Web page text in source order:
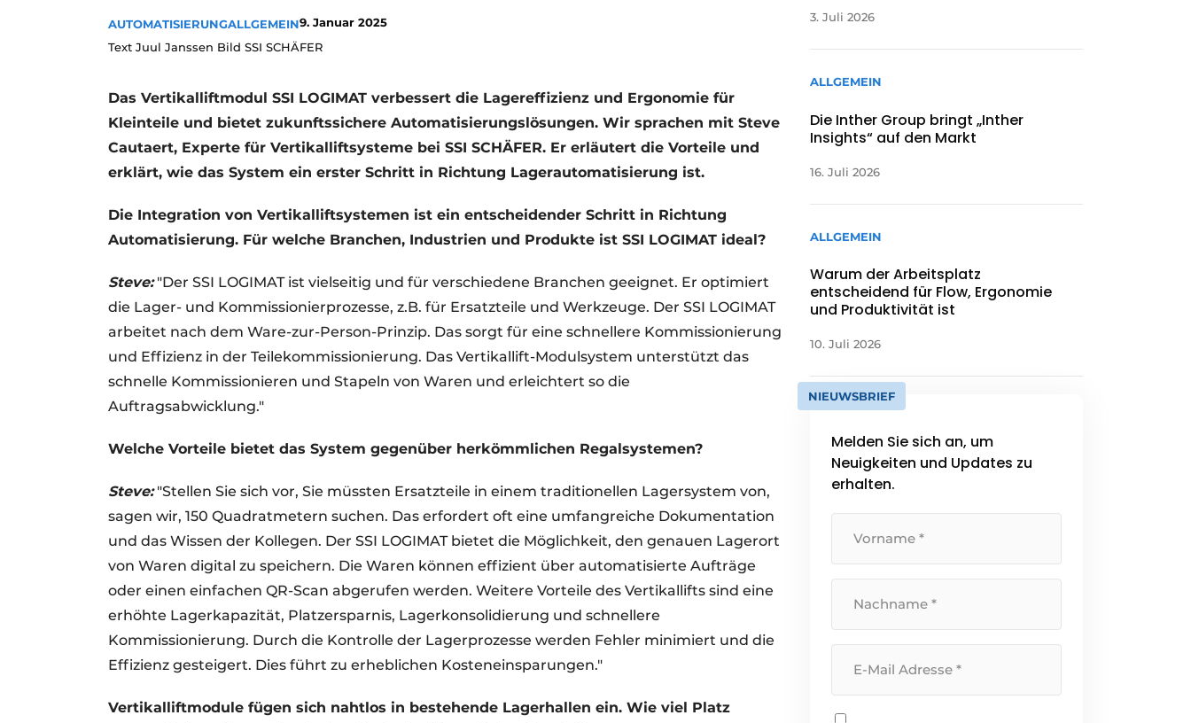
AUTOMATISIERUNGALLGEMEIN9. Januar 2025
Text Juul Janssen Bild SSI SCHÄFER
Das Vertikalliftmodul SSI LOGIMAT verbessert die Lagereffizienz und Ergonomie für
Kleinteile und bietet zukunftssichere Automatisierungslösungen. Wir sprachen mit Steve
Cautaert, Experte für Vertikalliftsysteme bei SSI SCHÄFER. Er erläutert die Vorteile und
erklärt, wie das System ein erster Schritt in Richtung Lagerautomatisierung ist.
Die Integration von Vertikalliftsystemen ist ein entscheidender Schritt in Richtung
Automatisierung. Für welche Branchen, Industrien und Produkte ist SSI LOGIMAT ideal?
Steve:"Der SSI LOGIMAT ist vielseitig und für verschiedene Branchen geeignet. Er optimiert
die Lager- und Kommissionierprozesse, z.B. für Ersatzteile und Werkzeuge. Der SSI LOGIMAT
arbeitet nach dem Ware-zur-Person-Prinzip. Das sorgt für eine schnellere Kommissionierung
und Effizienz in der Teilekommissionierung. Das Vertikallift-Modulsystem unterstützt das
schnelle Kommissionieren und Stapeln von Waren und erleichtert so die
Auftragsabwicklung."
Welche Vorteile bietet das System gegenüber herkömmlichen Regalsystemen?
Steve:"Stellen Sie sich vor, Sie müssten Ersatzteile in einem traditionellen Lagersystem von,
sagen wir, 150 Quadratmetern suchen. Das erfordert oft eine umfangreiche Dokumentation
und das Wissen der Kollegen. Der SSI LOGIMAT bietet die Möglichkeit, den genauen Lagerort
von Waren digital zu speichern. Die Waren können effizient über automatisierte Aufträge
oder einen einfachen QR-Scan abgerufen werden. Weitere Vorteile des Vertikallifts sind eine
erhöhte Lagerkapazität, Platzersparnis, Lagerkonsolidierung und schnellere
Kommissionierung. Durch die Kontrolle der Lagerprozesse werden Fehler minimiert und die
Effizienz gesteigert. Dies führt zu erheblichen Kosteneinsparungen."
Vertikalliftmodule fügen sich nahtlos in bestehende Lagerhallen ein. Wie viel Platz
3. Juli 2026
ALLGEMEIN
Die Inther Group bringt „Inther
Insights“ auf den Markt
16. Juli 2026
ALLGEMEIN
Warum der Arbeitsplatz
entscheidend für Flow, Ergonomie
und Produktivität ist
10. Juli 2026
NIEUWSBRIEF
Melden Sie sich an, um
Neuigkeiten und Updates zu
erhalten.